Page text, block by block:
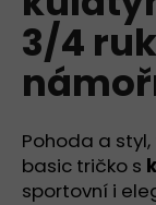
5
hvězdiček.
3/4
Pohoda a
basic tričko s
sportovní i
u
j
e
m
TRIKO